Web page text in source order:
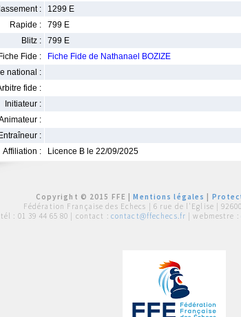
:
1299 E
Rapide :
799 E
Blitz :
799 E
Fiche Fide :
Fiche Fide de Nathanael BOZIZE
national :
fide :
Initiateur :
:
Entraîneur :
Affiliation :
Licence B le 22/09/2025
Copyright © 2015 FFE |Mentions légales
Fédération Française des Echecs | 6 rue de l'Eglise | 92600
tél : 01 39 44 65 80 | contact : contact@ffechecs.fr | webmestre :